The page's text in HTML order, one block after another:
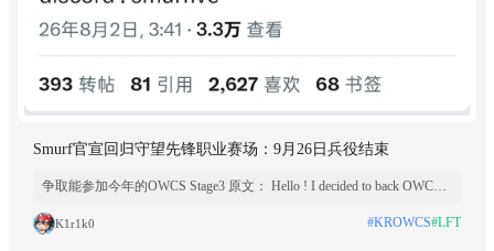
Smurf官宣回归守望先锋职业赛场：9月26日兵役结束
争取能参加今年的OWCS Stage3 原文： Hello ! I decided to back OWCS
K1r1k0 #KROWCS#LFT